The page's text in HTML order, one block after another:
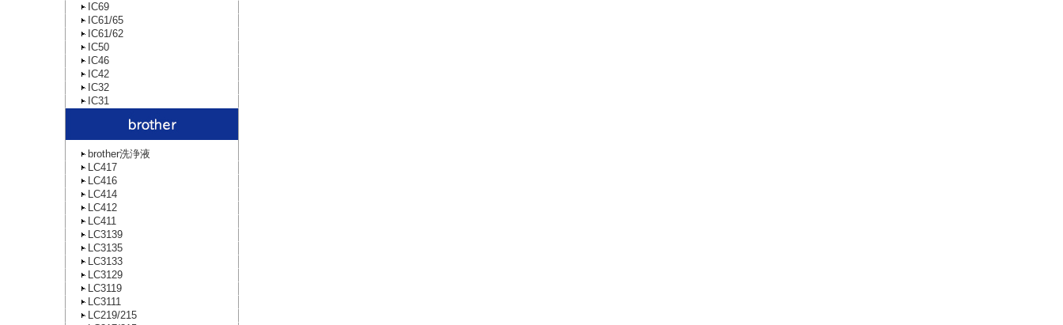
IC69
IC61/65
IC61/62
IC50
IC46
IC42
IC32
IC31
brother洗浄液
LC417
LC416
LC414
LC412
LC411
LC3139
LC3135
LC3133
LC3129
LC3119
LC3111
LC219/215